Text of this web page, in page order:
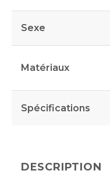
Sexe
Matériaux
Spécifications
DESCRIPTION